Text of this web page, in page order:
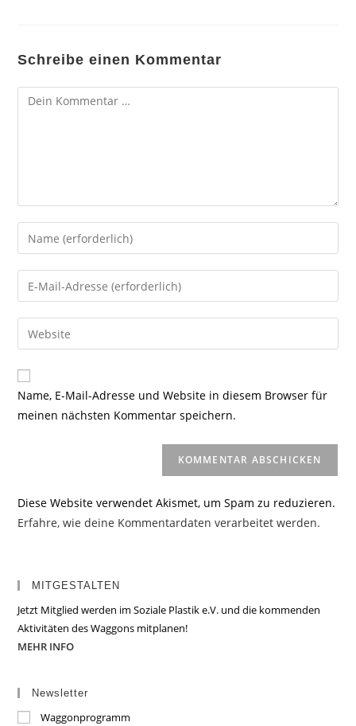
Schreibe einen Kommentar
Kommentar
Gib
deinen
Namen
oder
zum
Kommentieren
ein
Gib
deine
E-
Mail-
zum
Kommentieren
ein
Gib
deine
Website-
URL
Name, E-Mail-Adresse und Website in diesem Browser für
meinen nächsten Kommentar speichern.
Diese Website verwendet Akismet, um Spam zu reduzieren.
Erfahre, wie deine Kommentardaten verarbeitet werden.
MITGESTALTEN
Jetzt Mitglied werden im Soziale Plastik e.V. und die kommenden
Aktivitäten des Waggons mitplanen!
MEHR INFO
Newsletter
Waggonprogramm